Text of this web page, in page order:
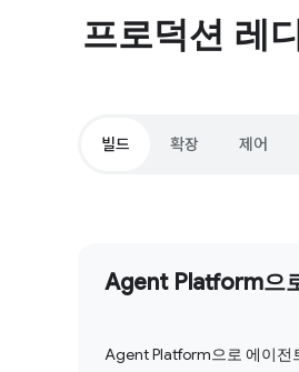
프로덕션 레
빌드 확장 제어
Agent Platform으
Agent Platform으로 에이전